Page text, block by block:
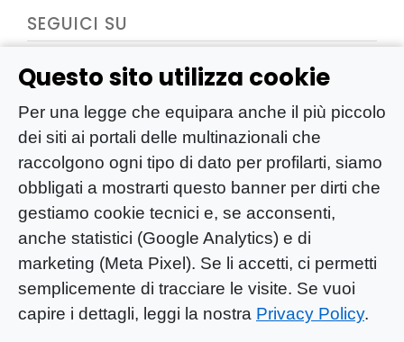
Questo sito utilizza cookie
Per una legge che equipara anche il più piccolo
dei siti ai portali delle multinazionali che
raccolgono ogni tipo di dato per profilarti, siamo
obbligati a mostrarti questo banner per dirti che
gestiamo cookie tecnici e, se acconsenti,
anche statistici (Google Analytics) e di
marketing (Meta Pixel). Se li accetti, ci permetti
semplicemente di tracciare le visite. Se vuoi
capire i dettagli, leggi la nostra Privacy Policy.
SEGUICI SU
YOU-ng Slow Journalism è una testata